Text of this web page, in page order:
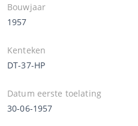
Bouwjaar
1957
Kenteken
DT-37-HP
Datum eerste toelating
30-06-1957